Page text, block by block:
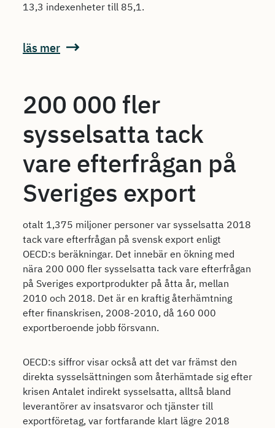
13,3 indexenheter till 85,1.
läs mer
200 000 fler
sysselsatta tack
vare efterfrågan på
Sveriges export
otalt 1,375 miljoner personer var sysselsatta 2018
tack vare efterfrågan på svensk export enligt
OECD:s beräkningar. Det innebär en ökning med
nära 200 000 fler sysselsatta tack vare efterfrågan
på Sveriges exportprodukter på åtta år, mellan
2010 och 2018. Det är en kraftig återhämtning
efter finanskrisen, 2008-2010, då 160 000
exportberoende jobb försvann.
OECD:s siffror visar också att det var främst den
direkta sysselsättningen som återhämtade sig efter
krisen Antalet indirekt sysselsatta, alltså bland
leverantörer av insatsvaror och tjänster till
exportföretag, var fortfarande klart lägre 2018